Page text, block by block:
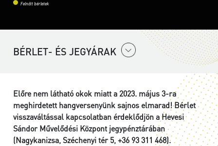
Felnőtt bérletek
BÉRLET- ÉS JEGYÁRAK
Előre nem látható okok miatt a 2023. május 3-ra
meghirdetett hangversenyünk sajnos elmarad! Bérlet
visszaváltással kapcsolatban érdeklődjön a Hevesi
Sándor Művelődési Központ jegypénztárában
(Nagykanizsa, Széchenyi tér 5, +36 93 311 468).